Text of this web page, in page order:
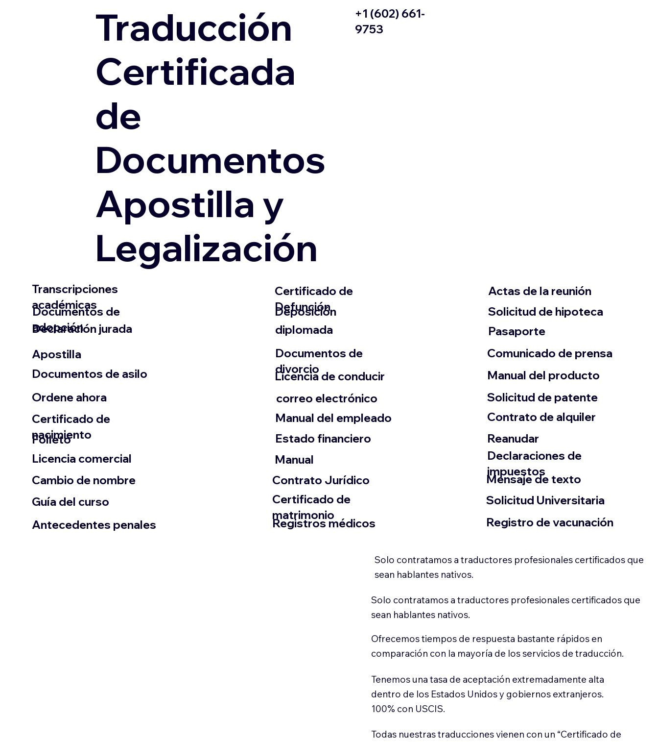
Traducción
Certificada
de
Documentos
Apostilla y
Legalización
+1 (602) 661-
9753
Transcripciones
académicas
Documentos de
adopción
Declaración jurada
​Apostilla
Documentos de asilo
Ordene ahora
Certificado de
nacimiento
Folleto
​Licencia comercial
Cambio de nombre
Guía del curso
Antecedentes penales
​Certificado de
Defunción
​Deposición
diplomada
Documentos de
divorcio
Licencia de conducir
​correo electrónico
Manual del empleado
Estado financiero
​Manual
​Contrato Jurídico
Certificado de
matrimonio
Registros médicos
Actas de la reunión
Solicitud de hipoteca
Pasaporte
Comunicado de prensa
​Manual del producto
​Solicitud de patente
Contrato de alquiler
​Reanudar
Declaraciones de
impuestos
​Mensaje de texto
​Solicitud Universitaria
Registro de vacunación
Solo contratamos a traductores profesionales certificados que
sean hablantes nativos.
Solo contratamos a traductores profesionales certificados que
sean hablantes nativos.
Ofrecemos tiempos de respuesta bastante rápidos en
comparación con la mayoría de los servicios de traducción.
Tenemos una tasa de aceptación extremadamente alta
dentro de los Estados Unidos y gobiernos extranjeros.
100% con USCIS.
Todas nuestras traducciones vienen con un “Certificado de